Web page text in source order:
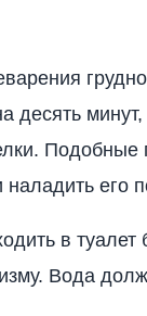
десять
Подобные
его
в туалет
Вода